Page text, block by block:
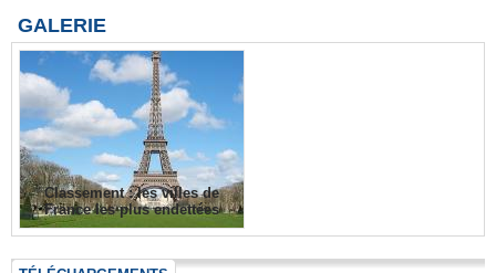
GALERIE
Classement : les villes de
France les plus endettées